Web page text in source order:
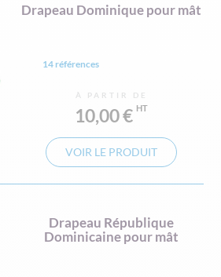
Drapeau Dominique pour mât
14 références
À PARTIR DE
10,00 €
VOIR LE PRODUIT
Drapeau République
Dominicaine pour mât